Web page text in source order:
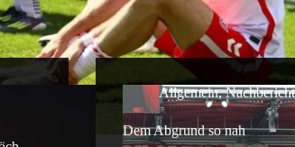
Allgemein,Nachbericht
Dem Abgrund so nah